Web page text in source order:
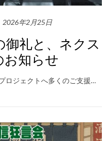
2026年2月25日
御礼と、ネクス
お知らせ
ロジェクトへ多くのご支援…